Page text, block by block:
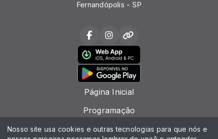
Fernandópolis - SP
Página Inicial
Programação
Locutores
Nosso site usa cookies e outras tecnologias para que nós e